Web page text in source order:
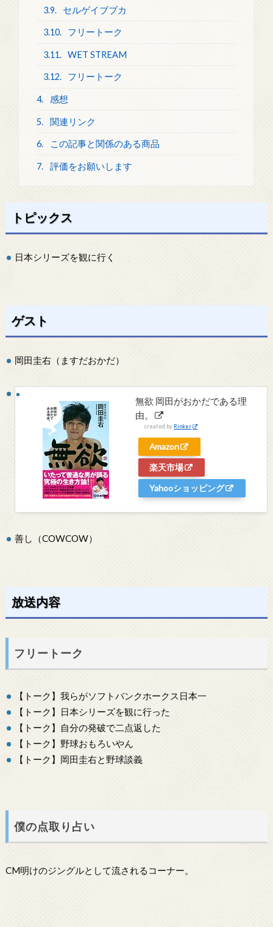
3.9. セルゲイブブカ
3.10. フリートーク
3.11. WET STREAM
3.12. フリートーク
4. 感想
5. 関連リンク
6. この記事と関係のある商品
7. 評価をお願いします
トピックス
日本シリーズを観に行く
ゲスト
岡田圭右（ますだおかだ）
無欲 岡田がおかだである理
由。
created by Rinker
Amazon
楽天市場
Yahooショッピング
善し（COWCOW）
放送内容
フリートーク
【トーク】我らがソフトバンクホークス日本一
【トーク】日本シリーズを観に行った
【トーク】自分の発破で二点返した
【トーク】野球おもろいやん
【トーク】岡田圭右と野球談義
僕の点取り占い
CM明けのジングルとして流されるコーナー。